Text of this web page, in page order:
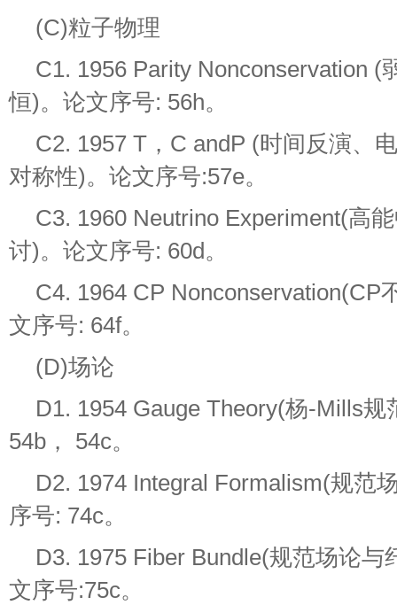
(C)粒子物理
C1. 1956 Parity Nonconservation (
恒)。论文序号: 56h。
C2. 1957 T，C andP (时间反演、
对称性)。论文序号:57e。
C3. 1960 Neutrino Experiment(高
讨)。论文序号: 60d。
C4. 1964 CP Nonconservation(CP
文序号: 64f。
(D)场论
D1. 1954 Gauge Theory(杨-Mills
54b， 54c。
D2. 1974 Integral Formalism(规范
序号: 74c。
D3. 1975 Fiber Bundle(规范场论
文序号:75c。